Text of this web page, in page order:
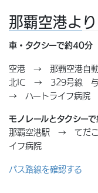
那覇空港より
車・タクシーで約40分
空港 → 那覇空港自
北IC → 329号線
→ ハートライフ病院
モノレールとタクシー
那覇空港駅 → てだこ
イフ病院
バス路線を確認する